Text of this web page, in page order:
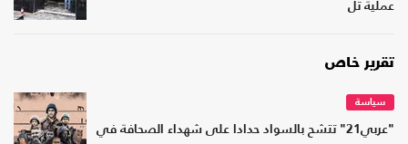
عملية تل
تقرير خاص
سياسة
"عربي21" تتشح بالسواد حدادا على شهداء الصحافة في